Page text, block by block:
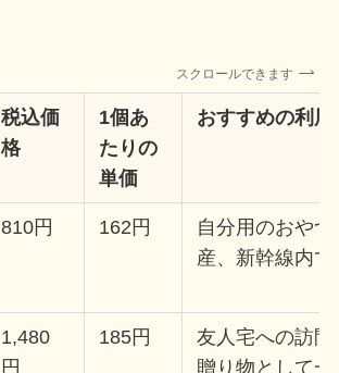
スクロールできます
税込価
格
1個あ
たりの
単価
おすすめの利用
810円 162円
自分用のおや
産、新幹線内
1,480
円
185円
友人宅への訪
贈り物として